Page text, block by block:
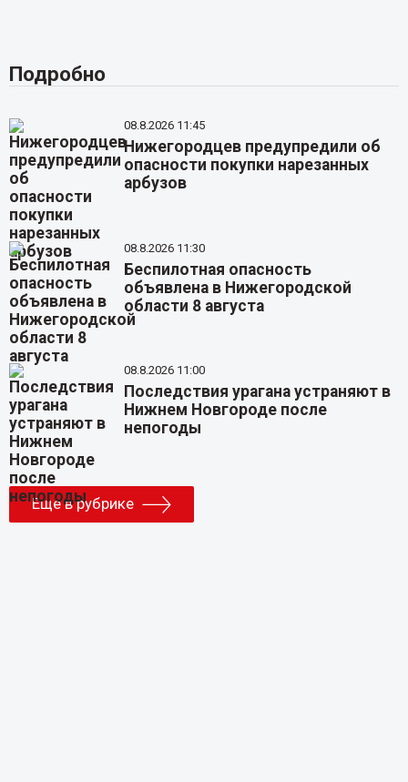
Подробно
08.8.2026 11:45
Нижегородцев предупредили об
опасности покупки нарезанных
арбузов
08.8.2026 11:30
Беспилотная опасность
объявлена в Нижегородской
области 8 августа
08.8.2026 11:00
Последствия урагана устраняют в
Нижнем Новгороде после
непогоды
Еще в рубрике